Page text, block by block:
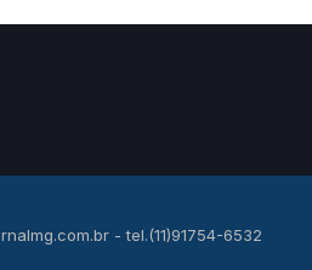
- tel.(11)91754-6532